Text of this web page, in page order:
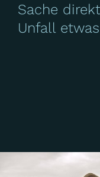
Sache
Unfall